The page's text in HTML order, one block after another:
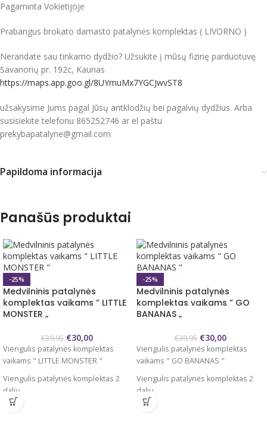
Pagaminta Vokietijoje
Prabangus brokato damasto patalynės komplektas ( LIVORNO )
Nerandate sau tinkamo dydžio? Užsukite į mūsų fizinę parduotuvę
Savanorių pr. 192c, Kaunas
https://maps.app.goo.gl/8UYmuMx7YGCJwvST8
užsakysime Jums pagal Jūsų antklodžių bei pagalvių dydžius. Arba
susisiekite telefonu 865252746 ar el paštu
prekybapatalyne@gmail.com
Papildoma informacija
Panašūs produktai
-25%
Medvilninis patalynės
komplektas vaikams ” LITTLE
MONSTER „
€39,95 €30,00
Viengulis patalynės komplektas
vaikams " LITTLE MONSTER "
Viengulis patalynės komplektas 2
dalių
Užvalkalas antklodei 140x200/220
-25%
Medvilninis patalynės
komplektas vaikams ” GO
BANANAS „
€39,95 €30,00
Viengulis patalynės komplektas
vaikams " GO BANANAS "
Viengulis patalynės komplektas 2
dalių
Užvalkalas antklodei 140x200/220